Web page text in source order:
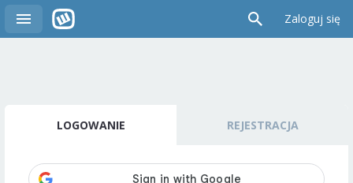
Zaloguj się
LOGOWANIE REJESTRACJA